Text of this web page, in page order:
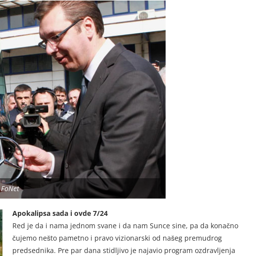
FoNet
Apokalipsa sada i ovde 7/24
Red je da i nama jednom svane i da nam Sunce sine, pa da konačno
čujemo nešto pametno i pravo vizionarski od našeg premudrog
predsednika. Pre par dana stidljivo je najavio program ozdravljenja